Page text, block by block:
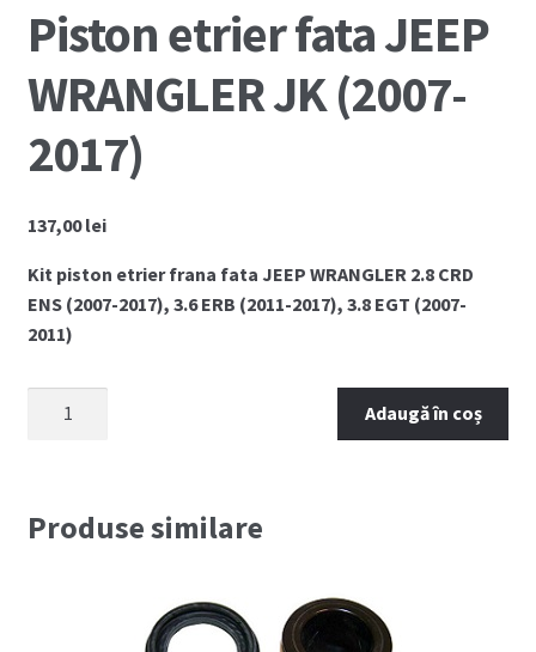
Politica COOKIE
Politica de confidentialitate
Serviciile Noastre
Termeni si conditii
Piston etrier fata JEEP
WRANGLER JK (2007-
2017)
137,00lei
Kit piston etrier frana fata JEEP WRANGLER 2.8 CRD
ENS (2007-2017), 3.6 ERB (2011-2017), 3.8 EGT (2007-
2011)
JEEP
Adaugă în coș
Produse similare